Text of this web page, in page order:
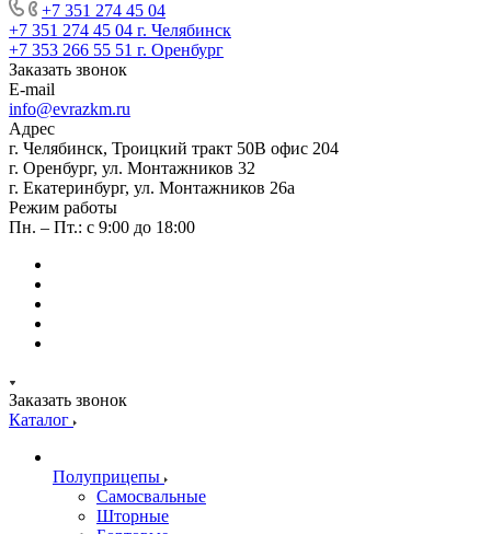
+7 351 274 45 04
+7 351 274 45 04 г. Челябинск
+7 353 266 55 51 г. Оренбург
Заказать звонок
E-mail
info@evrazkm.ru
Адрес
г. Челябинск, Троицкий тракт 50В офис 204
г. Оренбург, ул. Монтажников 32
г. Екатеринбург, ул. Монтажников 26а
Режим работы
Пн. – Пт.: с 9:00 до 18:00
Заказать звонок
Каталог
Полуприцепы
Самосвальные
Шторные